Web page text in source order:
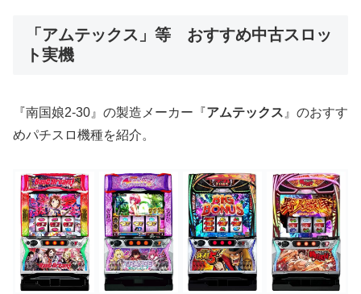
値下げ台
「アムテックス」等 おすすめ中古スロッ
ト実機
『南国娘2-30』の製造メーカー『アムテックス 』のおすす
めパチスロ機種を紹介。